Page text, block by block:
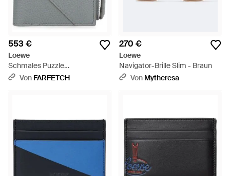
553 €
Loewe
Schmales Puzzle
Portemonnaie Aus
Von FARFETCH
270 €
Loewe
Navigator-Brille Slim - Braun
Von Mytheresa